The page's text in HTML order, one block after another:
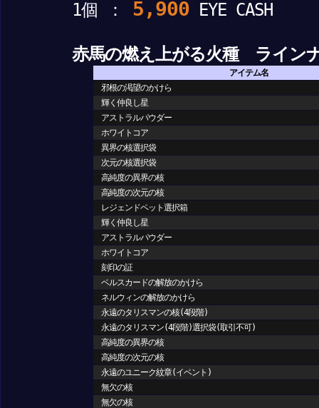
1個 ： 5,900 EYE CASH
赤馬の燃え上がる火種 ライン
アイテム名
邪根の渇望のかけら
輝く仲良し星
アストラルパウダー
ホワイトコア
異界の核選択袋
次元の核選択袋
高純度の異界の核
高純度の次元の核
レジェンドペット選択箱
輝く仲良し星
アストラルパウダー
ホワイトコア
刻印の証
ベルスカードの解放のかけら
ネルウィンの解放のかけら
永遠のタリスマンの核(4段階)
永遠のタリスマン(4段階)選択袋(取引不可)
高純度の異界の核
高純度の次元の核
永遠のユニーク紋章(イベント)
無欠の核
無欠の核